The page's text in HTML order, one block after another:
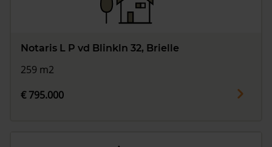
Notaris L P vd Blinkln 32, Brielle
259 m2
€ 795.000